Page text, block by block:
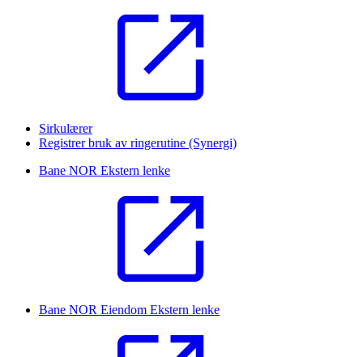
Sirkulærer
Registrer bruk av ringerutine (Synergi)
Bane NOR Ekstern lenke
Bane NOR Eiendom Ekstern lenke